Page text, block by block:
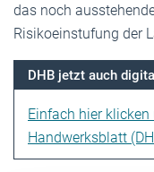
das noch
Risikoeinstufung der
DHB jetzt auch
Einfach hier
Handwerksblatt